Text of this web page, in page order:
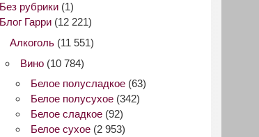
Без рубрики(1)
Блог Гарри(12 221)
Алкоголь (11 551)
Вино (10 784)
Белое полусладкое (63)
Белое полусухое (342)
Белое сладкое (92)
Белое сухое (2 953)